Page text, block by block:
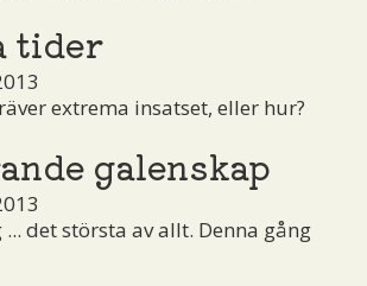
tider
extrema insatset, eller hur?
galenskap
det största av allt. Denna gång